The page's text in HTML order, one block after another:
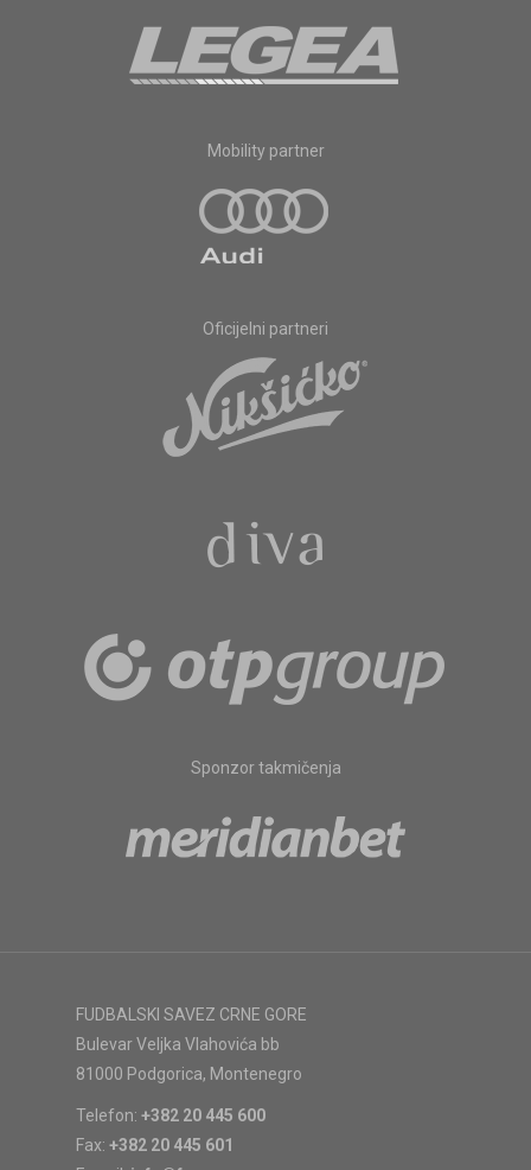
Mobility partner
Oficijelni partneri
Sponzor takmičenja
FUDBALSKI SAVEZ CRNE GORE
Bulevar Veljka Vlahovića bb
81000 Podgorica, Montenegro
Telefon: +382 20 445 600
Fax: +382 20 445 601